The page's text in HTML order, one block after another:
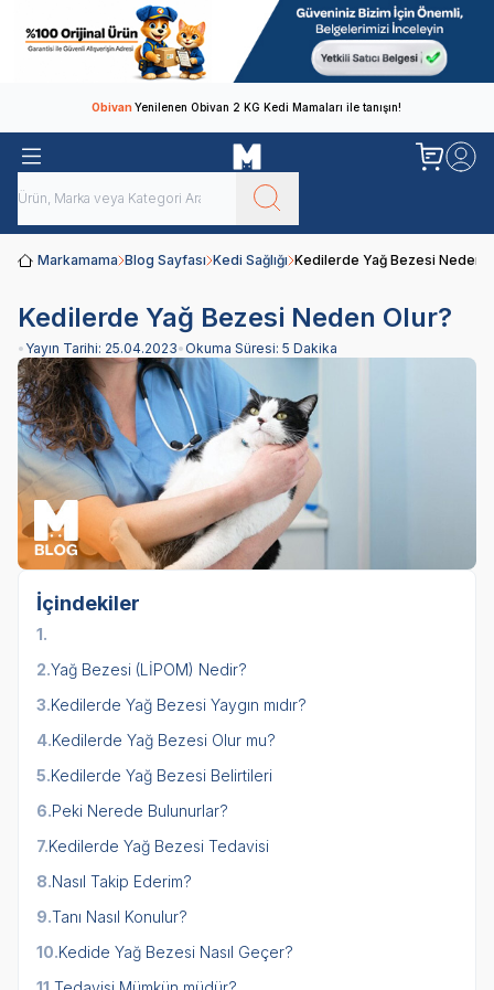
ObivanYenilenen Obivan 2 KG Kedi Mamaları ile tanışın!
Markamama Blog Sayfası Kedi Sağlığı Kedilerde Yağ Bezesi Neden
Kedilerde Yağ Bezesi Neden Olur?
• Yayın Tarihi: 25.04.2023•Okuma Süresi: 5 Dakika
İçindekiler
1.
2.Yağ Bezesi (LİPOM) Nedir?
3.Kedilerde Yağ Bezesi Yaygın mıdır?
4.Kedilerde Yağ Bezesi Olur mu?
5.Kedilerde Yağ Bezesi Belirtileri
6.Peki Nerede Bulunurlar?
7.Kedilerde Yağ Bezesi Tedavisi
8.Nasıl Takip Ederim?
9.Tanı Nasıl Konulur?
10.Kedide Yağ Bezesi Nasıl Geçer?